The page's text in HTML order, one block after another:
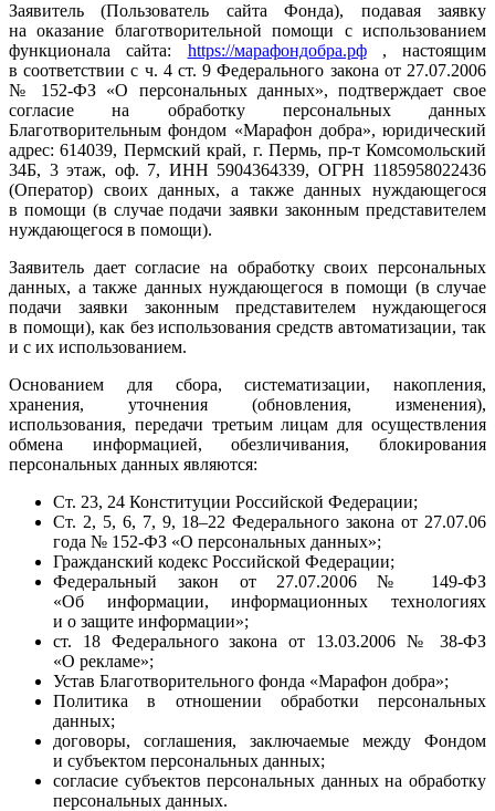
Заявитель (Пользователь сайта Фонда), подавая заявку
на оказание благотворительной помощи с использованием
функционала сайта: https://марафондобра.рф, настоящим
в соответствии с ч. 4 ст. 9 Федерального закона от 27.07.2006
№ 152-ФЗ «О персональных данных», подтверждает свое
согласие на обработку персональных данных
Благотворительным фондом «Марафон добра», юридический
адрес: 614039, Пермский край, г. Пермь, пр-т Комсомольский
34Б, 3 этаж, оф. 7, ИНН 5904364339, ОГРН 1185958022436
(Оператор) своих данных, а также данных нуждающегося
в помощи (в случае подачи заявки законным представителем
нуждающегося в помощи).
Заявитель дает согласие на обработку своих персональных
данных, а также данных нуждающегося в помощи (в случае
подачи заявки законным представителем нуждающегося
в помощи), как без использования средств автоматизации, так
и с их использованием.
Основанием для сбора, систематизации, накопления,
хранения, уточнения (обновления, изменения),
использования, передачи третьим лицам для осуществления
обмена информацией, обезличивания, блокирования
персональных данных являются:
Ст. 23, 24 Конституции Российской Федерации;
Ст. 2, 5, 6, 7, 9, 18–22 Федерального закона от 27.07.06
года № 152-ФЗ «О персональных данных»;
Гражданский кодекс Российской Федерации;
Федеральный закон от 27.07.2006 № 149-ФЗ
«Об информации, информационных технологиях
и о защите информации»;
ст. 18 Федерального закона от 13.03.2006 № 38-ФЗ
«О рекламе»;
Устав Благотворительного фонда «Марафон добра»;
Политика в отношении обработки персональных
данных;
договоры, соглашения, заключаемые между Фондом
и субъектом персональных данных;
согласие субъектов персональных данных на обработку
персональных данных.